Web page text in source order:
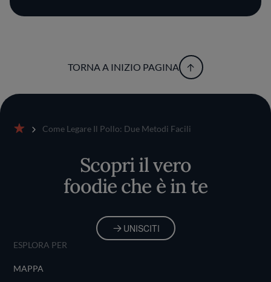
TORNA A INIZIO PAGINA
Come Legare Il Pollo: Due Metodi Facili
Scopri il vero
foodie che è in te
UNISCITI
ESPLORA PER
MAPPA